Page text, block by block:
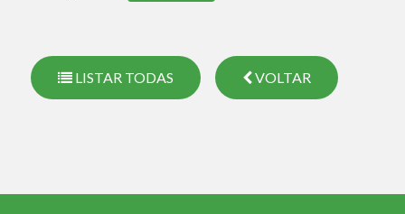
LISTAR TODAS VOLTAR